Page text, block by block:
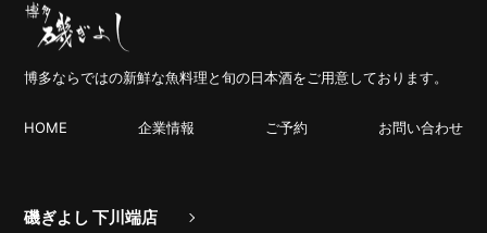
博多ならではの新鮮な魚料理と旬の日本酒をご用意しております。
HOME 企業情報 ご予約 お問い合わせ
磯ぎよし 下川端店